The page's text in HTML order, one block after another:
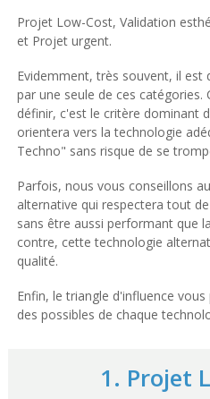
Projet Low-Cost, Validation
et Projet urgent.
Evidemment, très souvent, il est
par une seule de ces catégories.
définir, c'est le critère dominant
orientera vers la technologie
Techno" sans risque de se
Parfois, nous vous conseillons
alternative qui respectera tout
sans être aussi performant que
contre, cette technologie
qualité.
Enfin, le triangle d'influence
des possibles de chaque
1. Projet